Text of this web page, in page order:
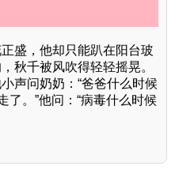
盛，他却只能趴在阳台玻
秋千被风吹得轻轻摇晃。
声问奶奶：“爸爸什么时候
了。”他问：“病毒什么时候